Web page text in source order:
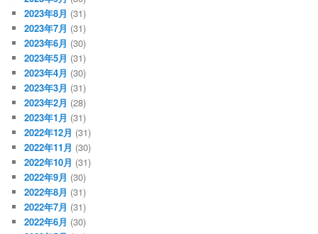
2023年8月 (31)
2023年7月 (31)
2023年6月 (30)
2023年5月 (31)
2023年4月 (30)
2023年3月 (31)
2023年2月 (28)
2023年1月 (31)
2022年12月 (31)
2022年11月 (30)
2022年10月 (31)
2022年9月 (30)
2022年8月 (31)
2022年7月 (31)
2022年6月 (30)